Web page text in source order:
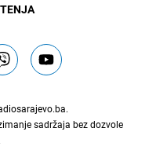
.
sadržaja bez dozvole